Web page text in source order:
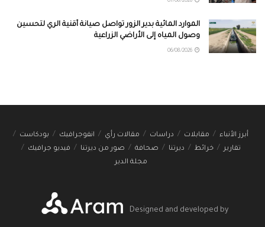
الموارد المائية بدير الزور تواصل صيانة أقنية الري لتحسين
وصول المياه إلى الأراضي الزراعية
أبرز الأنباء مقابلات دراسات مقالات رأي انفوجرافيك
بودكاست
تقارير
خرائط ديرتنا صحافة صور من ديرتنا
فيديو جرافيك
مجلة الدير
Designed and developed by